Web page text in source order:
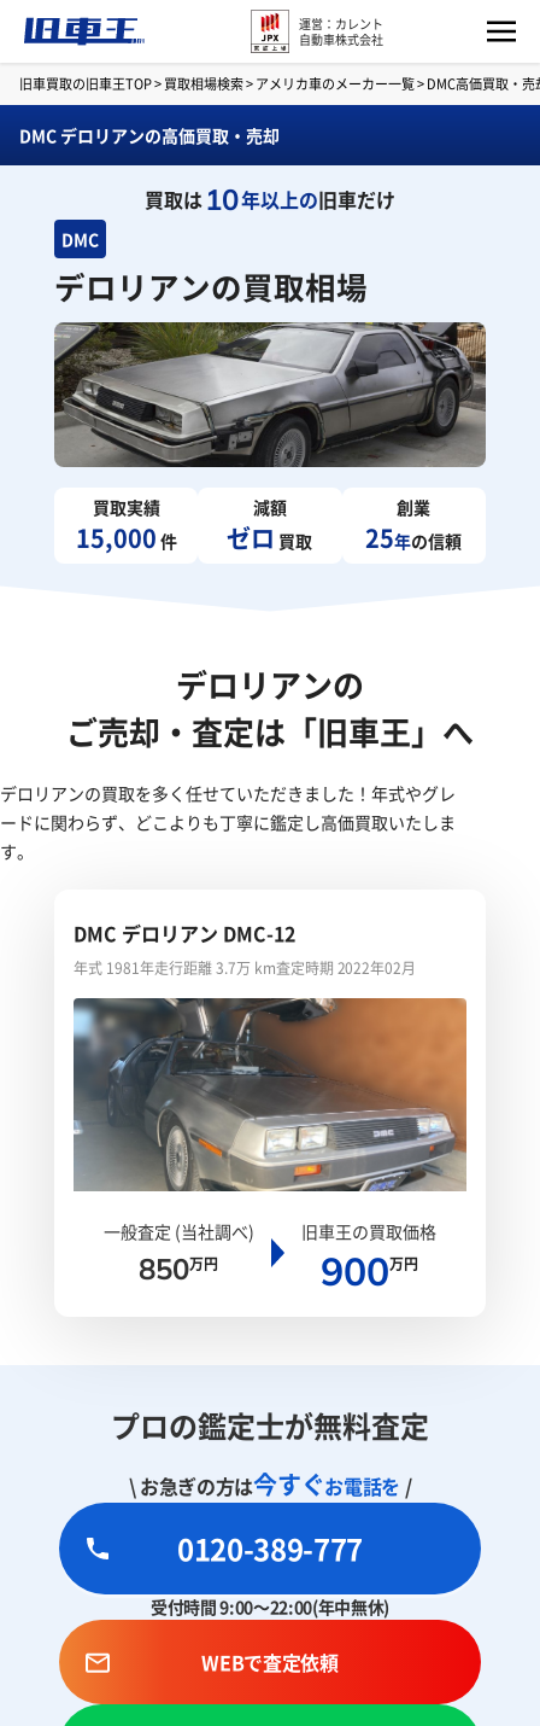
運営：カレント
自動車株式会社
旧車買取の旧車王TOP>買取相場検索>アメリカ車のメーカー一覧>DMC高価買取・売
DMC デロリアンの高価買取・売却
買取は10年以上の旧車だけ
DMC
デロリアンの買取相場
買取実績
15,000 件
減額
ゼロ 買取
創業
25年の信頼
デロリアンの
ご売却・査定は「旧車王」へ
デロリアンの買取を多く任せていただきました！年式やグレ
ードに関わらず、どこよりも丁寧に鑑定し高価買取いたしま
す。
DMC デロリアン DMC-12
年式 1981年走行距離 3.7万 km査定時期 2022年02月
一般査定 (当社調べ)
850万円
旧車王の買取価格
900万円
プロの鑑定士が無料査定
\ お急ぎの方は今すぐお電話を /
0120-389-777
受付時間 9:00～22:00(年中無休)
WEBで査定依頼